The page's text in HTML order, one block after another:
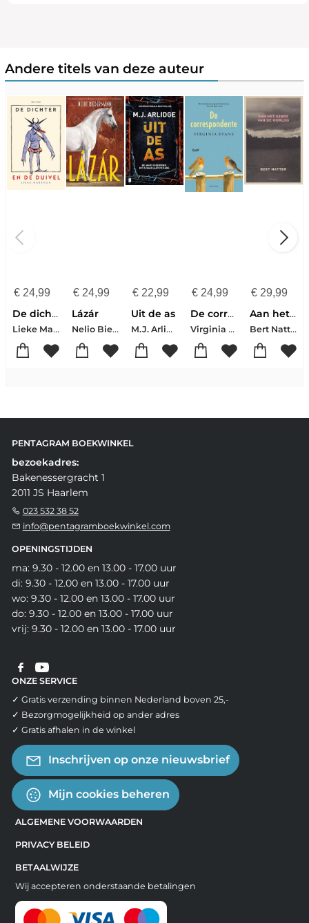
Andere titels van deze auteur
€24,99
De dichter en de duivel
Lieke Marsman
€24,99
Lázár
Nelio Biedermann
€ 22,99
Uit de as
M.J. Arlidge
€ 24,99
De correspondente
Virginia Evans
€ 29,99
Aan het einde van de oorlog
Bert Natter
PENTAGRAM BOEKWINKEL
bezoekadres:
Bakenessergracht 1
2011 JS Haarlem
023 532 38 52
info@pentagramboekwinkel.com
OPENINGSTIJDEN
ma: 9.30 - 12.00 en 13.00 - 17.00 uur
di: 9.30 - 12.00 en 13.00 - 17.00 uur
wo: 9.30 - 12.00 en 13.00 - 17.00 uur
do: 9.30 - 12.00 en 13.00 - 17.00 uur
vrij: 9.30 - 12.00 en 13.00 - 17.00 uur
ONZE SERVICE
✓ Gratis verzending binnen Nederland boven 25,-
✓ Bezorgmogelijkheid op ander adres
✓ Gratis afhalen in de winkel
Inschrijven op onze nieuwsbrief
Mijn cookies beheren
ALGEMENE VOORWAARDEN
PRIVACY BELEID
BETAALWIJZE
Wij accepteren onderstaande betalingen